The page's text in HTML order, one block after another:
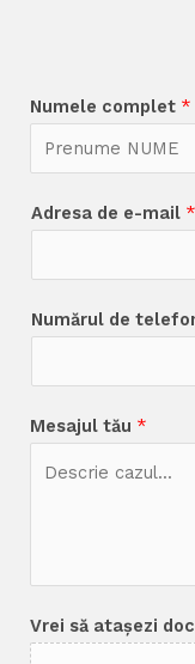
Numele complet *
Adresa de e-mail *
Numărul de
Mesajul tău *
Vrei să atașezi